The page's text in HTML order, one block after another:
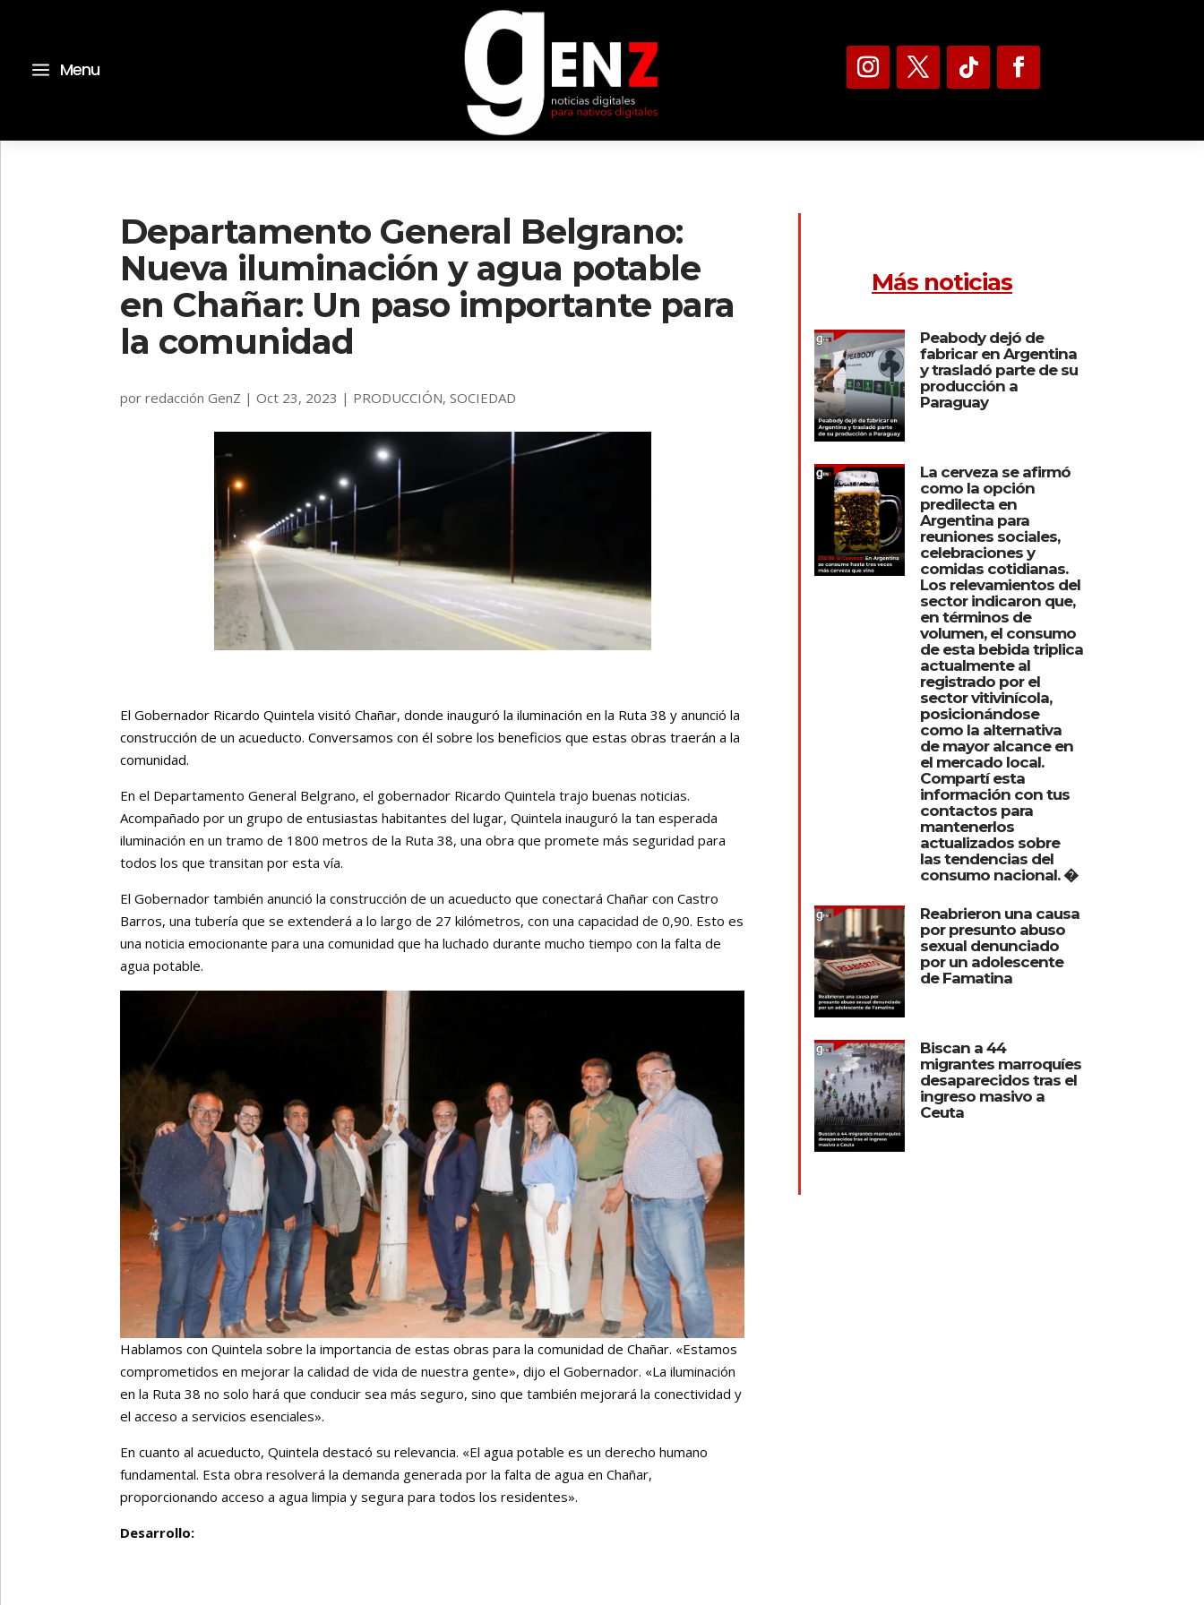
a Menu
Departamento General Belgrano:
Nueva iluminación y agua potable
en Chañar: Un paso importante para
la comunidad
porredacción GenZ |Oct 23, 2023 | PRODUCCIÓN,SOCIEDAD
El Gobernador Ricardo Quintela visitó Chañar, donde inauguró la iluminación en la Ruta 38 y anunció la
construcción de un acueducto. Conversamos con él sobre los beneficios que estas obras traerán a la
comunidad.
En el Departamento General Belgrano, el gobernador Ricardo Quintela trajo buenas noticias.
Acompañado por un grupo de entusiastas habitantes del lugar, Quintela inauguró la tan esperada
iluminación en un tramo de 1800 metros de la Ruta 38, una obra que promete más seguridad para
todos los que transitan por esta vía.
El Gobernador también anunció la construcción de un acueducto que conectará Chañar con Castro
Barros, una tubería que se extenderá a lo largo de 27 kilómetros, con una capacidad de 0,90. Esto es
una noticia emocionante para una comunidad que ha luchado durante mucho tiempo con la falta de
agua potable.
Hablamos con Quintela sobre la importancia de estas obras para la comunidad de Chañar. «Estamos
comprometidos en mejorar la calidad de vida de nuestra gente», dijo el Gobernador. «La iluminación
en la Ruta 38 no solo hará que conducir sea más seguro, sino que también mejorará la conectividad y
el acceso a servicios esenciales».
En cuanto al acueducto, Quintela destacó su relevancia. «El agua potable es un derecho humano
fundamental. Esta obra resolverá la demanda generada por la falta de agua en Chañar,
proporcionando acceso a agua limpia y segura para todos los residentes».
Desarrollo:
Más noticias
Peabody dejó de
fabricar en Argentina
y trasladó parte de su
producción a
Paraguay
La cerveza se afirmó
como la opción
predilecta en
Argentina para
reuniones sociales,
celebraciones y
comidas cotidianas.
Los relevamientos del
sector indicaron que,
en términos de
volumen, el consumo
de esta bebida triplica
actualmente al
registrado por el
sector vitivinícola,
posicionándose
como la alternativa
de mayor alcance en
el mercado local.
Compartí esta
información con tus
contactos para
mantenerlos
actualizados sobre
las tendencias del
consumo nacional. �
Reabrieron una causa
por presunto abuso
sexual denunciado
por un adolescente
de Famatina
Biscan a 44
migrantes marroquíes
desaparecidos tras el
ingreso masivo a
Ceuta